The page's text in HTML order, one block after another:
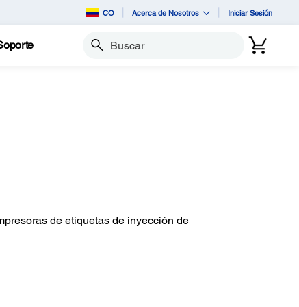
CO Acerca de Nosotros Iniciar Sesión
Buscar
de etiquetas de inyección de